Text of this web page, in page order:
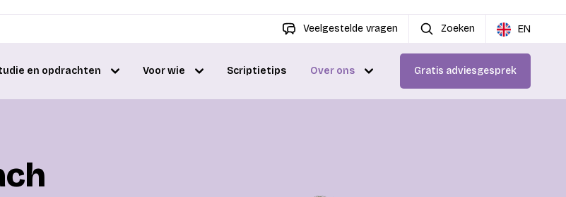
Veelgestelde vragen Zoeken EN
en opdrachten Voor wie Scriptietips Over ons Gratis adviesgesprek